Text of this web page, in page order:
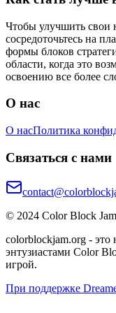
Чтобы улучшить свои
сосредоточьтесь на
формы блоков
области, когда это
освоению все более
О нас
О насПолитика
Связаться с нами
© 2024 Color Block
colorblockjam.org -
энтузиастами Color
игрой.
При поддержке